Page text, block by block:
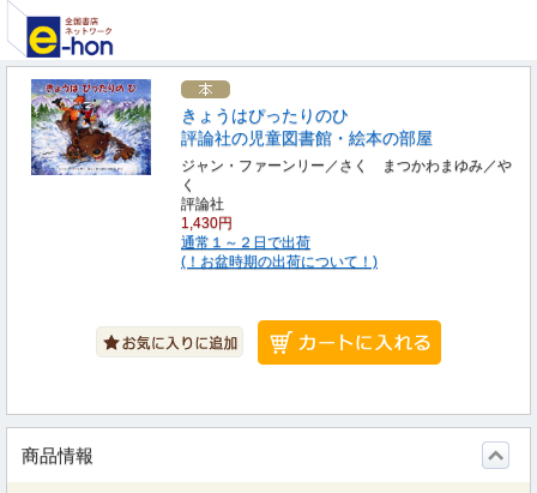
きょうはぴったりのひ
評論社の児童図書館・絵本の部屋
ジャン・ファーンリー／さく まつかわまゆみ／や
く
評論社
1,430円
通常１～２日で出荷
(！お盆時期の出荷について！)
商品情報